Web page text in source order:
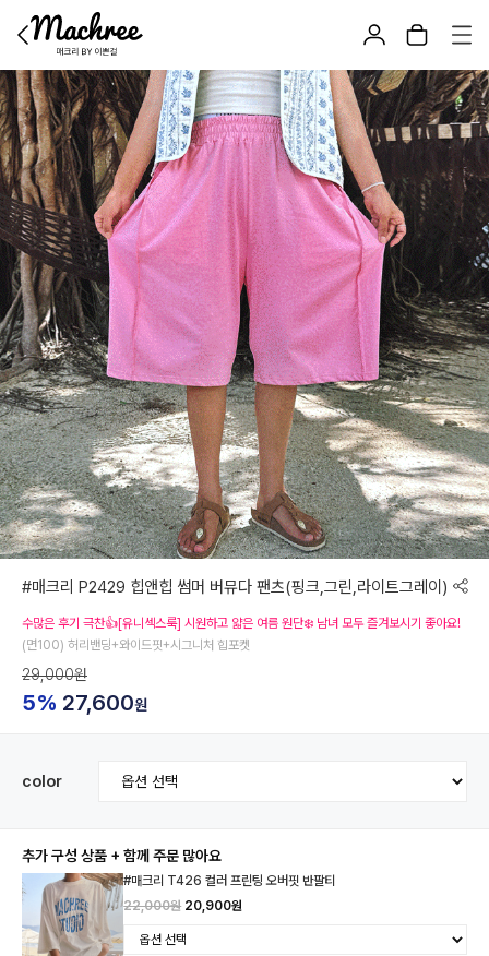
#매크리 P2429 힙앤힙 썸머 버뮤다 팬츠(핑크,그린,라이트그레이)
수많은 후기 극찬👍[유니섹스룩] 시원하고 얇은 여름 원단❄️ 남녀 모두 즐겨보시기 좋아요!
(면100) 허리밴딩+와이드핏+시그니처 힙포켓
29,000원
5% 27,600원
color
추가 구성 상품 + 함께 주문 많아요
#매크리 T426 컬러 프린팅 오버핏 반팔티
22,000원 20,900원